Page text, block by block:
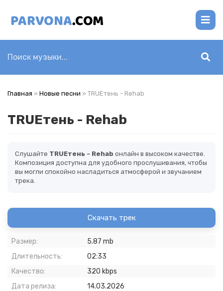
Главная » Новые песни » TRUEтень - Rehab
TRUEтень - Rehab
Слушайте TRUEтень - Rehab онлайн в высоком качестве.
Композиция доступна для удобного прослушивания, чтобы
вы могли спокойно насладиться атмосферой и звучанием
трека.
Скачать трек
Размер:
5.87 mb
Длительность:
02:33
Качество:
320 kbps
Дата релиза:
14.03.2026